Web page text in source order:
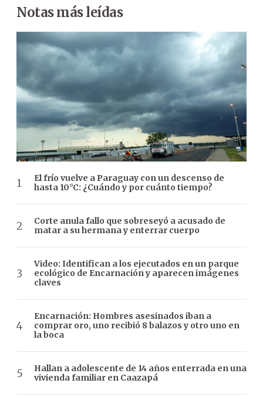
Notas más leídas
El frío vuelve a Paraguay con un descenso de
hasta 10°C: ¿Cuándo y por cuánto tiempo?
Corte anula fallo que sobreseyó a acusado de
matar a su hermana y enterrar cuerpo
Video: Identifican a los ejecutados en un parque
ecológico de Encarnación y aparecen imágenes
claves
Encarnación: Hombres asesinados iban a
comprar oro, uno recibió 8 balazos y otro uno en
la boca
Hallan a adolescente de 14 años enterrada en una
vivienda familiar en Caazapá